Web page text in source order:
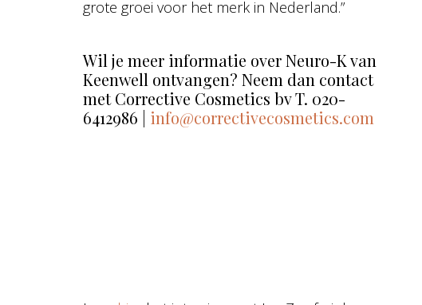
grote groei voor het merk in Nederland.”
Wil je meer informatie over Neuro-K van
Keenwell ontvangen? Neem dan contact
met Corrective Cosmetics bv T. 020-
6412986 |
info@correctivecosmetics.com